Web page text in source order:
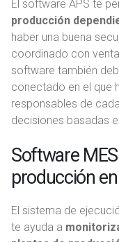
El software APS te
producción
haber una buena
coordinado con
software también
conectado en el que
responsables de
decisiones basadas
Software
producción
El sistema de
te ayuda a